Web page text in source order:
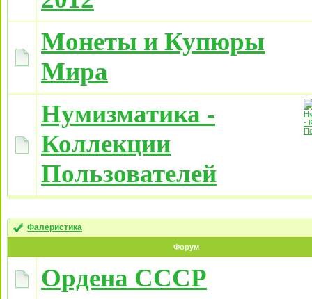
Монеты и Купюры
Мира
Нумизматика -
Коллекции
Пользователей
Фалеристика
Форум
Ордена СССР